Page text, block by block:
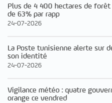
Plus de 4 400 hectares de forêt
de 63% par rapp
24-07-2026
La Poste tunisienne alerte sur
son identité
24-07-2026
Vigilance météo : quatre
orange ce vendred